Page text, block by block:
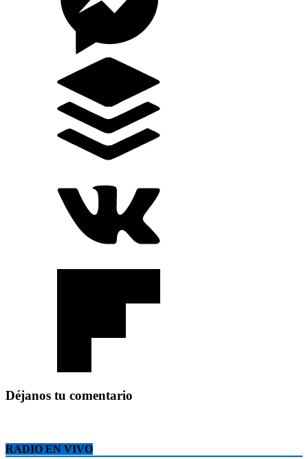
Déjanos tu comentario
RADIO EN VIVO